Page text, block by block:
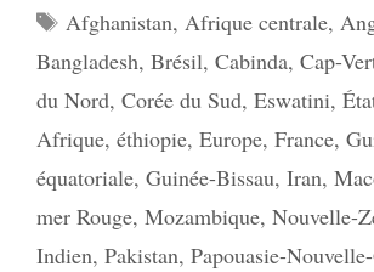
Étiquettes
Afghanistan, Afrique centrale,
Bangladesh, Brésil, Cabinda, Cap-
du Nord, Corée du Sud, Eswatini,
Afrique, éthiopie, Europe, France,
équatoriale, Guinée-Bissau, Iran,
mer Rouge, Mozambique, Nouvelle-
Indien, Pakistan, Papouasie-